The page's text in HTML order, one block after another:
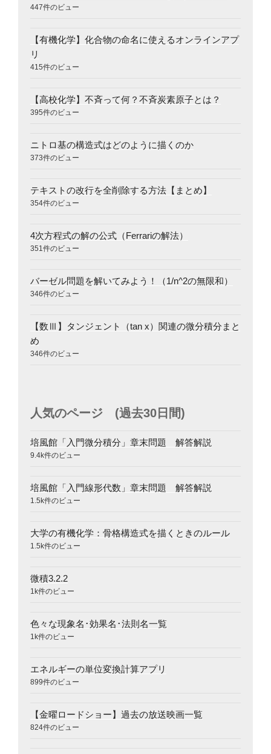
447件のビュー
【有機化学】化合物の命名に使えるオンラインアプ
リ
415件のビュー
【高校化学】不斉って何？不斉炭素原子とは？
395件のビュー
ニトロ基の構造式はどのように描くのか
373件のビュー
テキストの改行を全削除する方法【まとめ】
354件のビュー
4次方程式の解の公式（Ferrariの解法）
351件のビュー
バーゼル問題を解いてみよう！（1/n^2の無限和）
346件のビュー
【数Ⅲ】タンジェント（tan x）関連の微分積分まと
め
346件のビュー
人気のページ (過去30日間)
培風館「入門微分積分」章末問題 解答解説
9.4k件のビュー
培風館「入門線形代数」章末問題 解答解説
1.5k件のビュー
大学の有機化学：骨格構造式を描くときのルール
1.5k件のビュー
微積3.2.2
1k件のビュー
色々な現象名･効果名･法則名一覧
1k件のビュー
エネルギーの単位変換計算アプリ
899件のビュー
【金曜ロードショー】過去の放送映画一覧
824件のビュー